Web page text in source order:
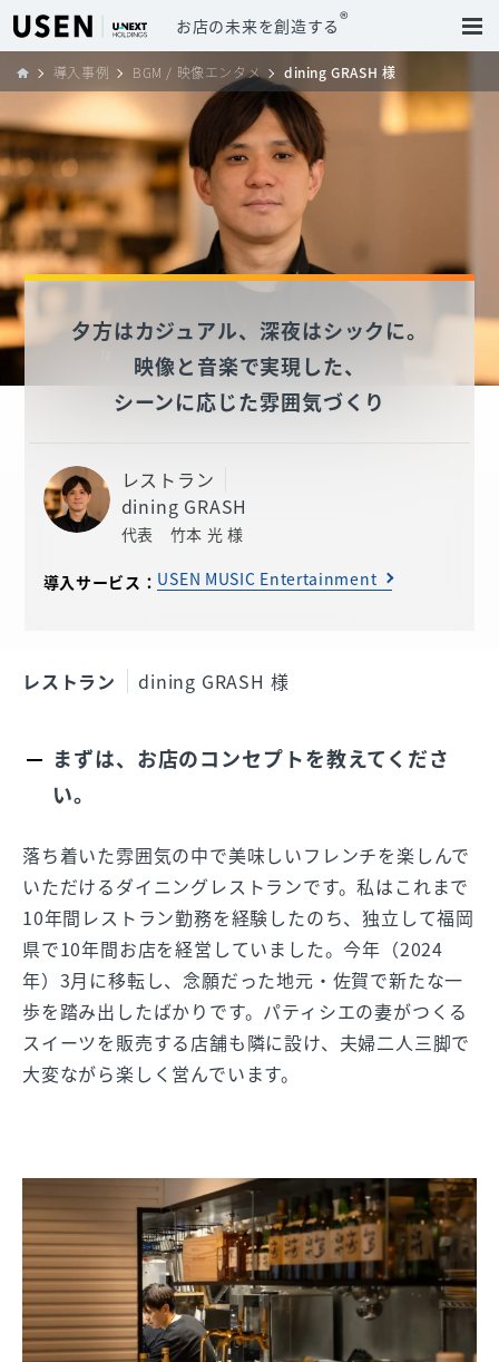
お店の未来を創造する®
導入事例 BGM / 映像エンタメ dining GRASH 様
夕方はカジュアル、深夜はシックに。
映像と音楽で実現した、
シーンに応じた雰囲気づくり
レストラン
dining GRASH
代表 竹本 光 様
導入サービス： USEN MUSIC Entertainment
レストラン dining GRASH 様
まずは、お店のコンセプトを教えてくださ
い。
落ち着いた雰囲気の中で美味しいフレンチを楽しんで
いただけるダイニングレストランです。私はこれまで
10年間レストラン勤務を経験したのち、独立して福岡
県で10年間お店を経営していました。今年（2024
年）3月に移転し、念願だった地元・佐賀で新たな一
歩を踏み出したばかりです。パティシエの妻がつくる
スイーツを販売する店舗も隣に設け、夫婦二人三脚で
大変ながら楽しく営んでいます。